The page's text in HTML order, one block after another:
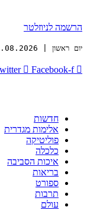
הרשמה לניוזלטר
יום ראשון | 09.08.2026
Facebook-f
חדשות
אלימות מגדרית
פוליטיקה
כלכלה
איכות הסביבה
בריאות
ספורט
תרבות
עולם